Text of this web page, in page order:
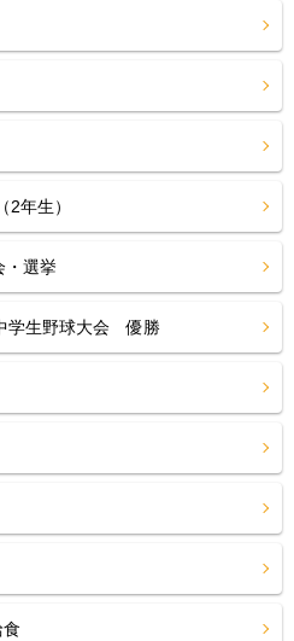
年生）
・選挙
学生野球大会 優勝